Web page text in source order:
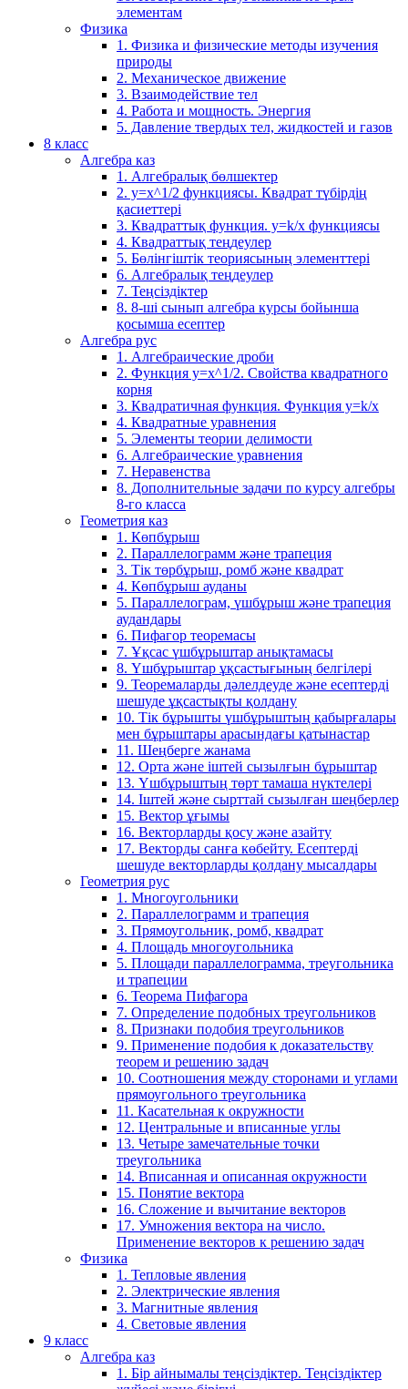
элементам
Физика
1. Физика и физические методы изучения
природы
2. Механическое движение
3. Взаимодействие тел
4. Работа и мощность. Энергия
5. Давление твердых тел, жидкостей и газов
8 класс
Алгебра каз
1. Алгебралық бөлшектер
2. у=х^1/2 функциясы. Квадрат түбірдің
қасиеттері
3. Квадраттық функция. у=k/x функциясы
4. Квадраттық теңдеулер
5. Бөлінгіштік теориясының элементтері
6. Алгебралық теңдеулер
7. Теңсіздіктер
8. 8-ші сынып алгебра курсы бойынша
қосымша есептер
Алгебра рус
1. Алгебраические дроби
2. Функция y=x^1/2. Свойства квадратного
корня
3. Квадратичная функция. Функция у=k/x
4. Квадратные уравнения
5. Элементы теории делимости
6. Алгебраические уравнения
7. Неравенства
8. Дополнительные задачи по курсу алгебры
8-го класса
Геометрия каз
1. Көпбұрыш
2. Параллелограмм және трапеция
3. Тік төрбұрыш, ромб және квадрат
4. Көпбұрыш ауданы
5. Параллелограм, үшбұрыш және трапеция
аудандары
6. Пифагор теоремасы
7. Ұқсас үшбұрыштар анықтамасы
8. Үшбұрыштар ұқсастығының белгілері
9. Теоремаларды дәлелдеуде және есептерді
шешуде ұқсастықты қолдану
10. Тік бұрышты үшбұрыштың қабырғалары
мен бұрыштары арасындағы қатынастар
11. Шеңберге жанама
12. Орта және іштей сызылғын бұрыштар
13. Үшбұрыштың төрт тамаша нүктелері
14. Іштей және сырттай сызылған шеңберлер
15. Вектор ұғымы
16. Векторларды қосу және азайту
17. Векторды санға көбейту. Есептерді
шешуде векторларды қолдану мысалдары
Геометрия рус
1. Многоугольники
2. Параллелограмм и трапеция
3. Прямоугольник, ромб, квадрат
4. Площадь многоугольника
5. Площади параллелограмма, треугольника
и трапеции
6. Теорема Пифагора
7. Определение подобных треугольников
8. Признаки подобия треугольников
9. Применение подобия к доказательству
теорем и решению задач
10. Соотношения между сторонами и углами
прямоугольного треугольника
11. Касательная к окружности
12. Центральные и вписанные углы
13. Четыре замечательные точки
треугольника
14. Вписанная и описанная окружности
15. Понятие вектора
16. Сложение и вычитание векторов
17. Умножения вектора на число.
Применение векторов к решению задач
Физика
1. Тепловые явления
2. Электрические явления
3. Магнитные явления
4. Световые явления
9 класс
Алгебра каз
1. Бір айнымалы теңсіздіктер. Теңсіздіктер